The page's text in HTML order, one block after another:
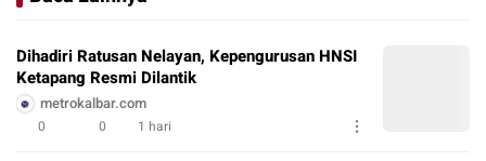
Dihadiri Ratusan Nelayan, Kepengurusan HNSI
Ketapang Resmi Dilantik
metrokalbar.com
0 0 1 hari